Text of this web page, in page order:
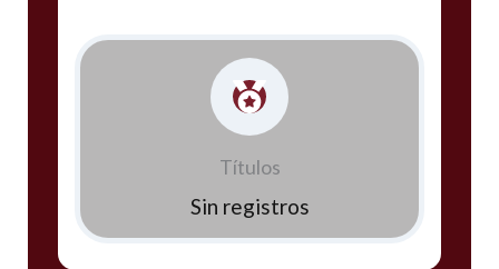
Títulos
Sin registros